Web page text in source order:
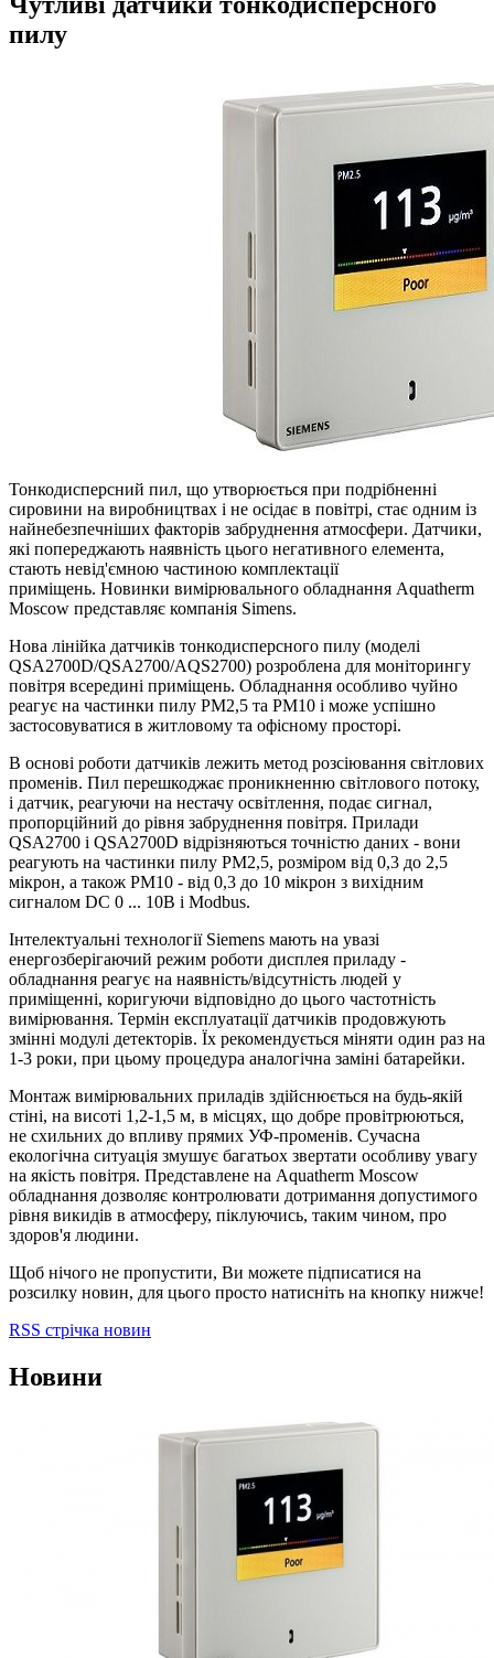
пилу
Тонкодисперсний пил, що утворюється при подрібненні
сировини на виробництвах і не осідає в повітрі, стає одним із
найнебезпечніших факторів забруднення атмосфери. Датчики,
які попереджають наявність цього негативного елемента,
стають невід'ємною частиною комплектації
приміщень. Новинки вимірювального обладнання Aquatherm
Moscow представляє компанія Simens.
Нова лінійка датчиків тонкодисперсного пилу (моделі
QSA2700D/QSA2700/AQS2700) розроблена для моніторингу
повітря всередині приміщень. Обладнання особливо чуйно
реагує на частинки пилу PM2,5 та PM10 і може успішно
застосовуватися в житловому та офісному просторі.
В основі роботи датчиків лежить метод розсіювання світлових
променів. Пил перешкоджає проникненню світлового потоку,
і датчик, реагуючи на нестачу освітлення, подає сигнал,
пропорційний до рівня забруднення повітря. Прилади
QSA2700 і QSA2700D відрізняються точністю даних - вони
реагують на частинки пилу PM2,5, розміром від 0,3 до 2,5
мікрон, а також PM10 - від 0,3 до 10 мікрон з вихідним
сигналом DC 0 ... 10В і Modbus.
Інтелектуальні технології Siemens мають на увазі
енергозберігаючий режим роботи дисплея приладу -
обладнання реагує на наявність/відсутність людей у ​​
приміщенні, коригуючи відповідно до цього частотність
вимірювання. Термін експлуатації датчиків продовжують
змінні модулі детекторів. Їх рекомендується міняти один раз на
1-3 роки, при цьому процедура аналогічна заміні батарейки.
Монтаж вимірювальних приладів здійснюється на будь-якій
стіні, на висоті 1,2-1,5 м, в місцях, що добре провітрюються,
не схильних до впливу прямих УФ-променів. Сучасна
екологічна ситуація змушує багатьох звертати особливу увагу
на якість повітря. Представлене на Aquatherm Moscow
обладнання дозволяє контролювати дотримання допустимого
рівня викидів в атмосферу, піклуючись, таким чином, про
здоров'я людини.
Щоб нічого не пропустити, Ви можете підписатися на
розсилку новин, для цього просто натисніть на кнопку нижче!
RSS стрічка новин
Новини